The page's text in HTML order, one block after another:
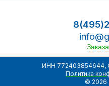
ИНН 772403854644,
Политика
© 2026